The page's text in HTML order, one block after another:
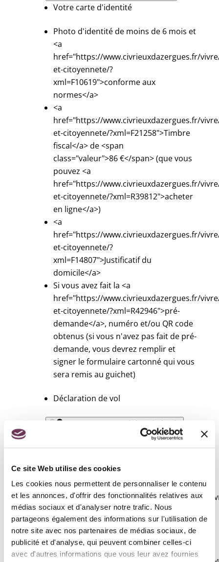
Ce site Web utilise des cookies
Les cookies nous permettent de personnaliser le contenu
et les annonces, d'offrir des fonctionnalités relatives aux
médias sociaux et d'analyser notre trafic. Nous
partageons également des informations sur l'utilisation de
notre site avec nos partenaires de médias sociaux, de
publicité et d'analyse, qui peuvent combiner celles-ci
avec d'autres informations que vous leur avez fournies
Votre carte d'identité
Photo d'identité de moins de 6 mois et
<a
href="https://www.civrieuxdazergues.fr/
et-citoyennete/?
xml=F10619">conforme aux
normes</a>
<a
href="https://www.civrieuxdazergues.fr/
et-citoyennete/?xml=F21258">Timbre
fiscal</a> de <span
class="valeur">86 €</span> (que vous
pouvez <a
href="https://www.civrieuxdazergues.fr/
et-citoyennete/?xml=R39812">acheter
en ligne</a>)
<a
href="https://www.civrieuxdazergues.fr/
et-citoyennete/?
xml=F14807">Justificatif du
domicile</a>
Si vous avez fait la <a
href="https://www.civrieuxdazergues.fr/
et-citoyennete/?xml=R42946">pré-
demande</a>, numéro et/ou QR code
obtenus (si vous n'avez pas fait de pré-
demande, vous devrez remplir et
signer le formulaire cartonné qui vous
sera remis au guichet)
Déclaration de vol
Vous avez une carte d'identité périmée
Date d'expiration : moins de 5 ans
Votre carte d'identité
Photo d'identité de moins de 6 mois
et <a
href="https://www.civrieuxdazergues.fr/
et-citoyennete/?
xml=F10619">conforme aux
normes</a>
<a